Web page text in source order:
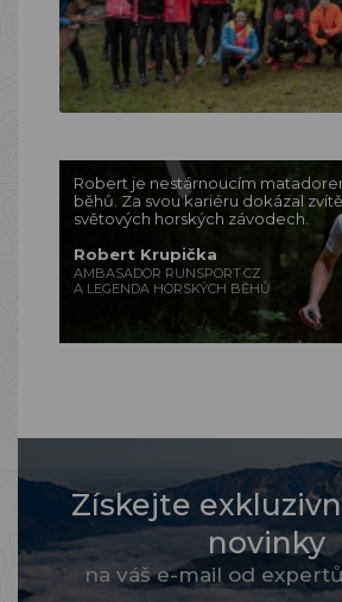
Robert je nestárnoucím
běhů. Za svou kariéru dokázal
světových horských závodech.
Robert Krupička
AMBASADOR RUNSPORT.CZ
A LEGENDA HORSKÝCH BĚHŮ
Získejte
novinky
na váš e-mail od